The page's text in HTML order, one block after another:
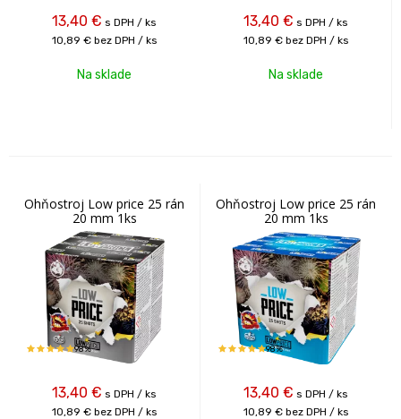
13,40 € s DPH / ks
10,89 € bez DPH / ks
Na sklade
13,40 € s DPH / ks
10,89 € bez DPH / ks
Na sklade
Ohňostroj Low price 25 rán
20 mm 1ks
98%
13,40 € s DPH / ks
10,89 € bez DPH / ks
Ohňostroj Low price 25 rán
20 mm 1ks
98%
13,40 € s DPH / ks
10,89 € bez DPH / ks